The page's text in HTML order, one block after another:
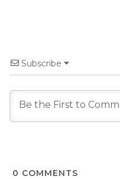
Subscribe
0 COMMENTS